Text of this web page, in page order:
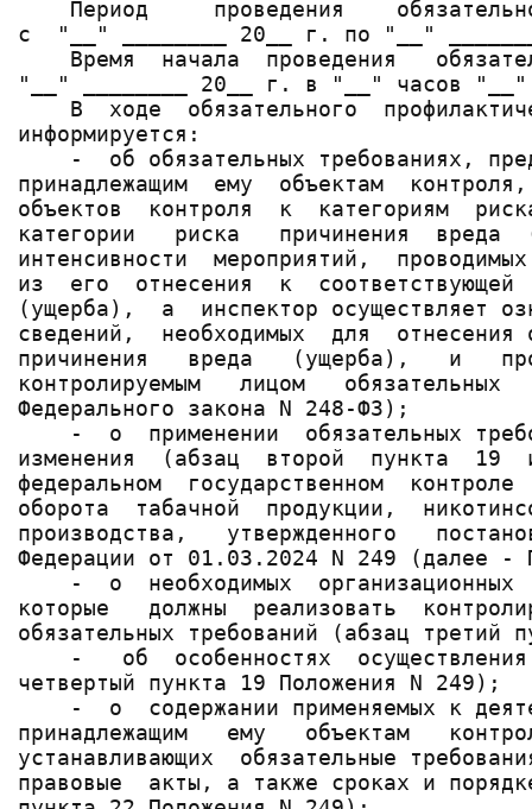
Период     проведения
с  "__" ________ 20__ г. по "__"
Время  начала  проведения
"__" ________ 20__ г. в "__" часов
В  ходе  обязательного
информируется:
-  об обязательных требованиях,
принадлежащим  ему  объектам
объектов  контроля  к  категориям
категории   риска   причинения
интенсивности  мероприятий,
из  его  отнесения  к  соответствующей
(ущерба),  а  инспектор осуществляет
сведений,  необходимых  для  отнесения
причинения   вреда   (ущерба),   и
контролируемым   лицом
Федерального закона N 248-ФЗ);
-  о  применении  обязательных
изменения  (абзац  второй  пункта  19
федеральном  государственном
оборота  табачной  продукции,
производства,   утвержденного
Федерации от 01.03.2024 N 249 (далее -
-  о  необходимых  организационных
которые   должны  реализовать
обязательных требований (абзац третий
-   об  особенностях
четвертый пункта 19 Положения N 249);
-  о  содержании применяемых к
принадлежащим   ему   объектам
устанавливающих  обязательные
правовые  акты, а также сроках и